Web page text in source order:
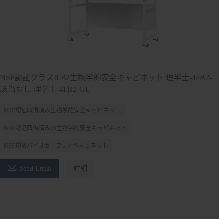
NSF認証クラスII B2生物学的安全キャビネット 理学士-4FB2-
該当なし 理学士-4FB2-GL
NSF認証取得済み生物学的安全キャビネット
NSF認証取得済みの生物学的安全キャビネット
NSF規格バイオセーフティキャビネット
 Send Email 詳細